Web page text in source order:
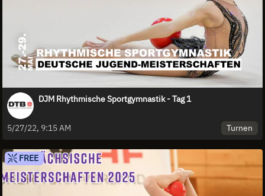
DJM Rhythmische Sportgymnastik - Tag 1
5/27/22, 9:15 AM Turnen
FREE